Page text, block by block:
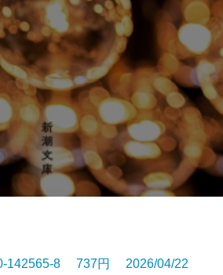
142565-8 737円 2026/04/22